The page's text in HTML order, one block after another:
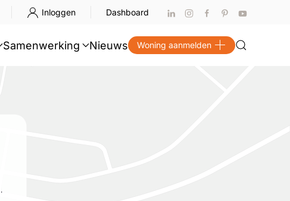
Inloggen Dashboard
Samenwerking Nieuws Woning aanmelden